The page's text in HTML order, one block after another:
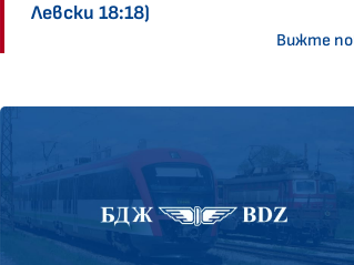
Левски 18:18)
Вижте